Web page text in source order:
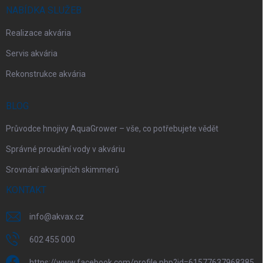
NABÍDKA SLUŽEB
Realizace akvária
Servis akvária
Rekonstrukce akvária
BLOG
Průvodce hnojivy AquaGrower – vše, co potřebujete vědět
Správné proudění vody v akváriu
Srovnání akvarijních skimmerů
KONTAKT
info@akvax.cz
602 455 000